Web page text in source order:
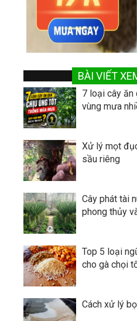
BÀI VIẾT
7 loại cây ăn
vùng mưa
Xử lý mọt
sầu riêng
Cây phát tài
phong thủy
Top 5 loại
cho gà chọi
Cách xử lý